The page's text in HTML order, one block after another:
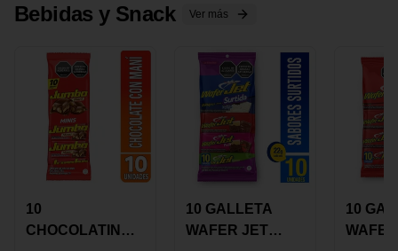
Bebidas y Snack Ver más
10
CHOCOLATINA
10 GALLETA
WAFER JET
10